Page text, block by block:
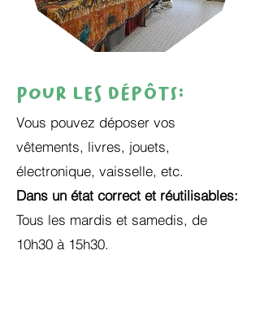
Pour les dépôts:
Vous pouvez déposer vos
vêtements, livres, jouets,
électronique, vaisselle, etc.
Dans un état correct et réutilisables:
Tous les mardis et samedis, de
10h30 à 15h30.